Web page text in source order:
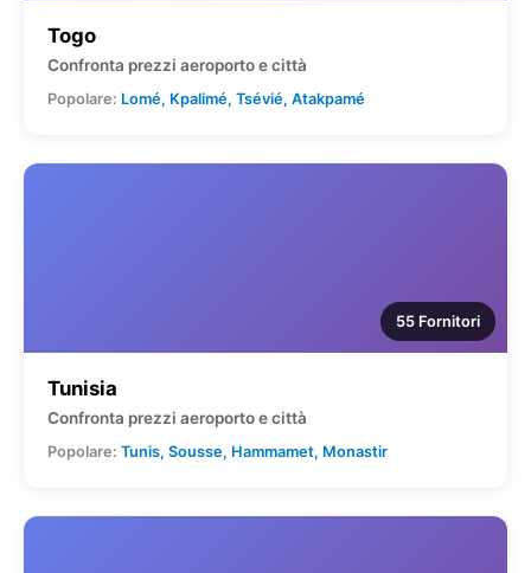
Togo
Confronta prezzi aeroporto e città
Popolare: Lomé, Kpalimé, Tsévié, Atakpamé
55 Fornitori
Tunisia
Confronta prezzi aeroporto e città
Popolare: Tunis, Sousse, Hammamet, Monastir